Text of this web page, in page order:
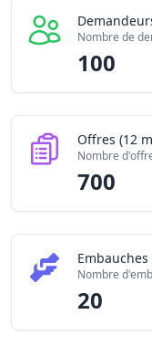
Indice de tension
Nombre de
100
Offres (12
Nombre
700
Nombre
20